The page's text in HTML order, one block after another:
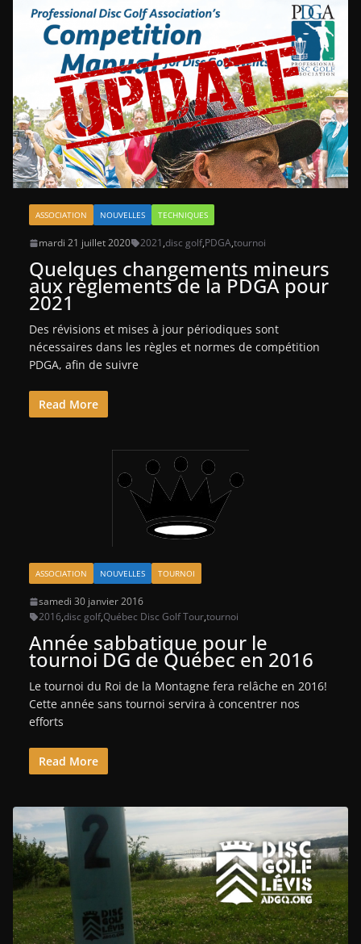
ASSOCIATION NOUVELLES TECHNIQUES
mardi 21 juillet 2020 2021,disc golf,PDGA,tournoi
Quelques changements mineurs
aux règlements de la PDGA pour
2021
Des révisions et mises à jour périodiques sont
nécessaires dans les règles et normes de compétition
PDGA, afin de suivre
Read More
ASSOCIATION NOUVELLES TOURNOI
samedi 30 janvier 2016
2016,disc golf,Québec Disc Golf Tour,tournoi
Année sabbatique pour le
tournoi DG de Québec en 2016
Le tournoi du Roi de la Montagne fera relâche en 2016!
Cette année sans tournoi servira à concentrer nos
efforts
Read More